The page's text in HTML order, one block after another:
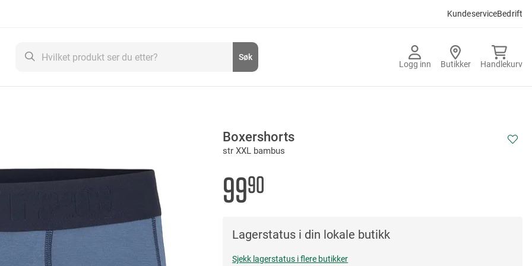
KundeserviceBedrift
Logg inn Butikker Handlekurv
Søk
Boxershorts
str XXL bambus
9990
Lagerstatus i din lokale butikk
Sjekk lagerstatus i flere butikker